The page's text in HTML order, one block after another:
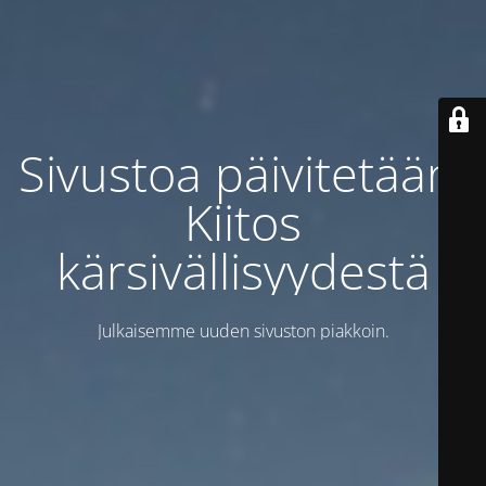
Sivustoa päivitetään.
Kiitos
kärsivällisyydestä
Julkaisemme uuden sivuston piakkoin.